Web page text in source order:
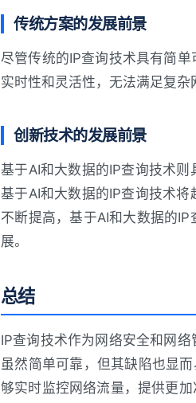
传统方案的发展前景
尽管传统的IP查询技术具有简
实时性和灵活性，无法满足复杂
创新技术的发展前景
基于AI和大数据的IP查询技术则
基于AI和大数据的IP查询技术
不断提高，基于AI和大数据的
展。
总结
IP查询技术作为网络安全和网
虽然简单可靠，但其缺陷也显
够实时监控网络流量，提供更